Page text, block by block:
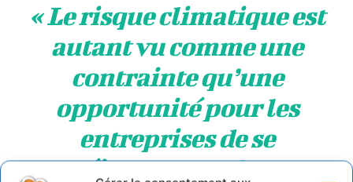
«Le risque climatique est
autant vu comme une
contrainte qu’une
opportunité pour les
entreprises de se
réinventer et de se